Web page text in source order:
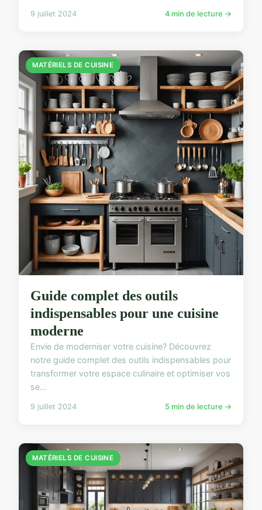
9 juillet 2024 4 min de lecture →
MATÉRIELS DE CUISINE
Guide complet des outils
indispensables pour une cuisine
moderne
Envie de moderniser votre cuisine? Découvrez
notre guide complet des outils indispensables pour
transformer votre espace culinaire et optimiser vos
se...
9 juillet 2024 5 min de lecture →
MATÉRIELS DE CUISINE